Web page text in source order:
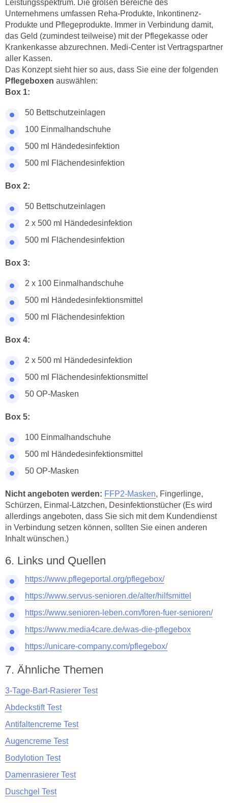
Leistungsspektrum. Die großen Bereiche des
Unternehmens umfassen Reha-Produkte, Inkontinenz-
Produkte und Pflegeprodukte. Immer in Verbindung damit,
das Geld (zumindest teilweise) mit der Pflegekasse oder
Krankenkasse abzurechnen. Medi-Center ist Vertragspartner
aller Kassen.
Das Konzept sieht hier so aus, dass Sie eine der folgenden
Pflegeboxen auswählen:
Box 1:
50 Bettschutzeinlagen
100 Einmalhandschuhe
500 ml Händedesinfektion
500 ml Flächendesinfektion
Box 2:
50 Bettschutzeinlagen
2 x 500 ml Händedesinfektion
500 ml Flächendesinfektion
Box 3:
2 x 100 Einmalhandschuhe
500 ml Händedesinfektionsmittel
500 ml Flächendesinfektion
Box 4:
2 x 500 ml Händedesinfektion
500 ml Flächendesinfektionsmittel
50 OP-Masken
Box 5:
100 Einmalhandschuhe
500 ml Händedesinfektionsmittel
50 OP-Masken
Nicht angeboten werden: FFP2-Masken, Fingerlinge,
Schürzen, Einmal-Lätzchen, Desinfektionstücher (Es wird
allerdings angeboten, dass Sie sich mit dem Kundendienst
in Verbindung setzen können, sollten Sie einen anderen
Inhalt wünschen.)
Links und Quellen
https://www.pflegeportal.org/pflegebox/
https://www.servus-senioren.de/alter/hilfsmittel
https://www.senioren-leben.com/foren-fuer-senioren/
https://www.media4care.de/was-die-pflegebox
https://unicare-company.com/pflegebox/
Ähnliche Themen
3-Tage-Bart-Rasierer Test
Abdeckstift Test
Antifaltencreme Test
Augencreme Test
Bodylotion Test
Damenrasierer Test
Duschgel Test